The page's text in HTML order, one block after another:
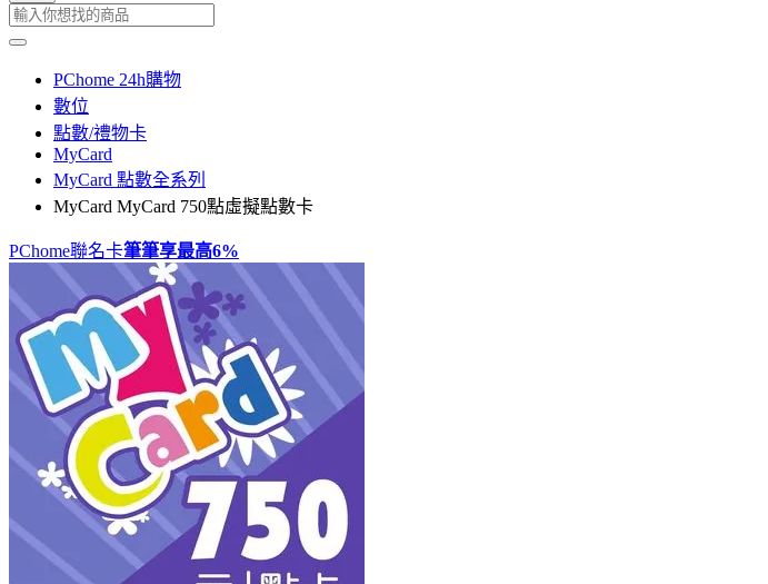
PChome 24h購物
數位
點數/禮物卡
MyCard
MyCard 點數全系列
MyCard MyCard 750點虛擬點數卡
PChome聯名卡筆筆享最高6%